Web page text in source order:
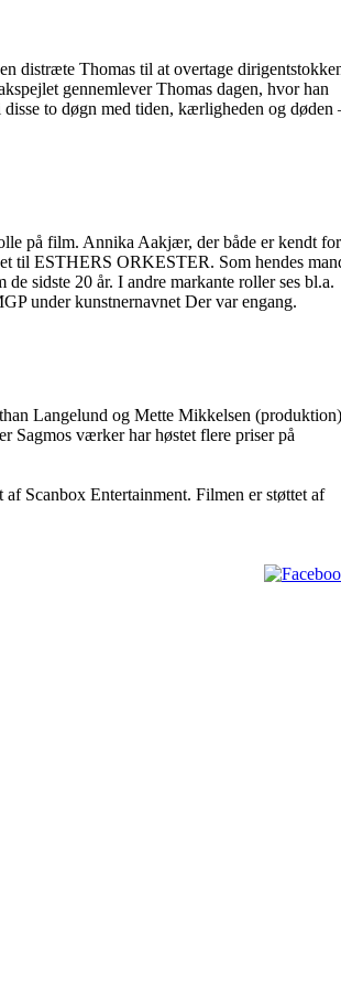
distræte Thomas til at overtage
gennemlever Thomas dagen, hvor han
to døgn med tiden, kærligheden og døden
på film. Annika Aakjær, der både er kendt for
til ESTHERS ORKESTER. Som hendes
sidste 20 år. I andre markante roller ses bl.a.
under kunstnernavnet Der var engang.
Langelund og Mette Mikkelsen (produktion)
Sagmos værker har høstet flere priser på
Scanbox Entertainment. Filmen er støttet af